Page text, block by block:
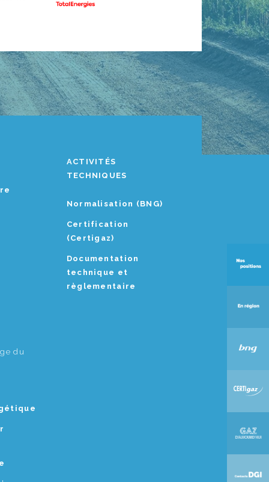
du
ACTIVITÉS
TECHNIQUES
Normalisation (BNG)
Certification
(Certigaz)
Documentation
technique et
règlementaire